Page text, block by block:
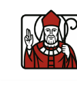
Aller
contenu